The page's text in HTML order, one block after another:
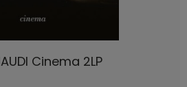
Cinema 2LP